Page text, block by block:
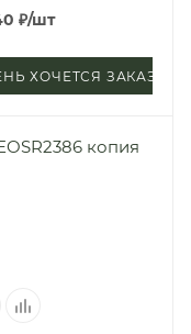
₽/шт
ХОЧЕТСЯ ЗАКАЗАТЬ